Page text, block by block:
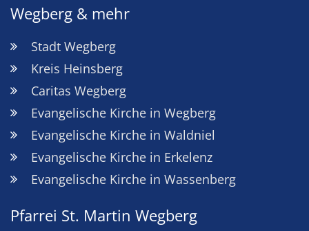
Wegberg & mehr
Stadt Wegberg
Kreis Heinsberg
Caritas Wegberg
Evangelische Kirche in Wegberg
Evangelische Kirche in Waldniel
Evangelische Kirche in Erkelenz
Evangelische Kirche in Wassenberg
Pfarrei St. Martin Wegberg